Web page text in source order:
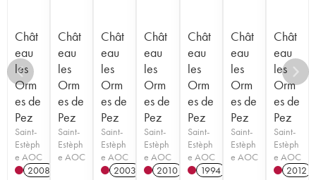
Chât
eau
les
Orm
es de
Pez
Saint-
Estèph
e AOC
2008
Chât
eau
les
Orm
es de
Pez
Saint-
Estèph
e AOC
Chât
eau
les
Orm
es de
Pez
Saint-
Estèph
e AOC
2003
Chât
eau
les
Orm
es de
Pez
Saint-
Estèph
e AOC
2010
Chât
eau
les
Orm
es de
Pez
Saint-
Estèph
e AOC
1994
Chât
eau
les
Orm
es de
Pez
Saint-
Estèph
e AOC
Chât
eau
les
Orm
es de
Pez
Saint-
Estèph
e AOC
2012